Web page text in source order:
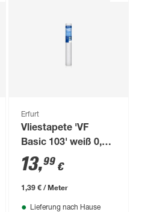
Erfurt
Vliestapete 'VF
Basic 103' weiß 0,53
x 10,05 m
13,99 €
1,39 € / Meter
Lieferung nach Hause